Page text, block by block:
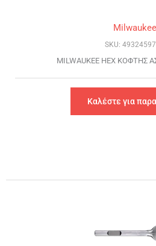
Milwaukee
SKU:
MILWAUKEE HEX ΚΟΦΤΗΣ
Καλέστε για